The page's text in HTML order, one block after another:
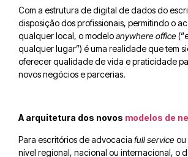
Com a estrutura de digital de dados do
disposição dos profissionais, permitindo o
qualquer local, o modeloanywhere office
qualquer lugar”) é uma realidade que tem
oferecer qualidade de vida e praticidade
novos negócios e parcerias.
A arquitetura dos novos modelos de
Para escritórios de advocacia full serviceou
nível regional, nacional ou internacional, o